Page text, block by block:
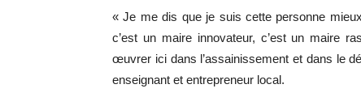
« Je me dis que je suis cette personne
c’est un maire innovateur, c’est un maire
œuvrer ici dans l’assainissement et dans le
enseignant et entrepreneur local.